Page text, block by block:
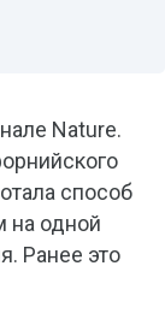
Nature.
способ
на одной
Ранее это